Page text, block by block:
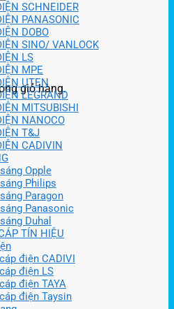
giỏ hàng.
SCHNEIDER
PANASONIC
DOBO
SINO/ VANLOCK
LS
MPE
UTEN
LEGRAND
MITSUBISHI
NANOCO
T&J
CADIVIN
Opple
Philips
Paragon
Panasonic
Duhal
TÍN HIỆU
điện CADIVI
điện LS
điện TAYA
điện Taysin